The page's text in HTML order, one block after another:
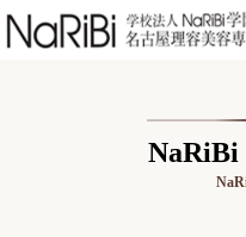
オープンキャンパス